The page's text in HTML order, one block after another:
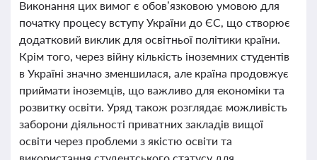
Виконання цих вимог є обов’язковою умовою для
початку процесу вступу України до ЄС, що створює
додатковий виклик для освітньої політики країни.
Крім того, через війну кількість іноземних студентів
в Україні значно зменшилася, але країна продовжує
приймати іноземців, що важливо для економіки та
розвитку освіти. Уряд також розглядає можливість
заборони діяльності приватних закладів вищої
освіти через проблеми з якістю освіти та